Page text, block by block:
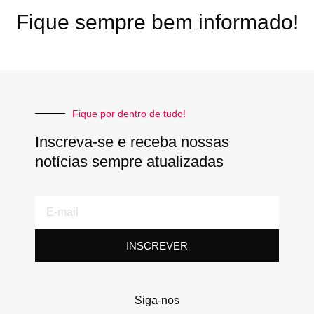
Fique sempre bem informado!
Fique por dentro de tudo!
Inscreva-se e receba nossas
notícias sempre atualizadas
INSCREVER
Siga-nos